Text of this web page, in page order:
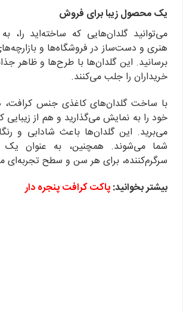
یک محصول زیبا برای فروش
می‌توانید گلدان‌هایی که ساخته‌اید را،
هنری و دست‌ساز در فروشگاه‌ها و
برسانید. این گلدان‌ها با طرح‌ها و ظاهر
خریداران را جلب می‌کنند.
با ساخت گلدان‌های کاغذی جنس کرافت،
خود را به نمایش می‌گذارید و هم از
می‌برید. این گلدان‌ها باعث شادابی و
شما می‌شوند. همچنین، به عنوان
سرگرم‌کننده، برای هر سن و سطح
بیشتر بخوانید:پاکت کرافت پنجره دار